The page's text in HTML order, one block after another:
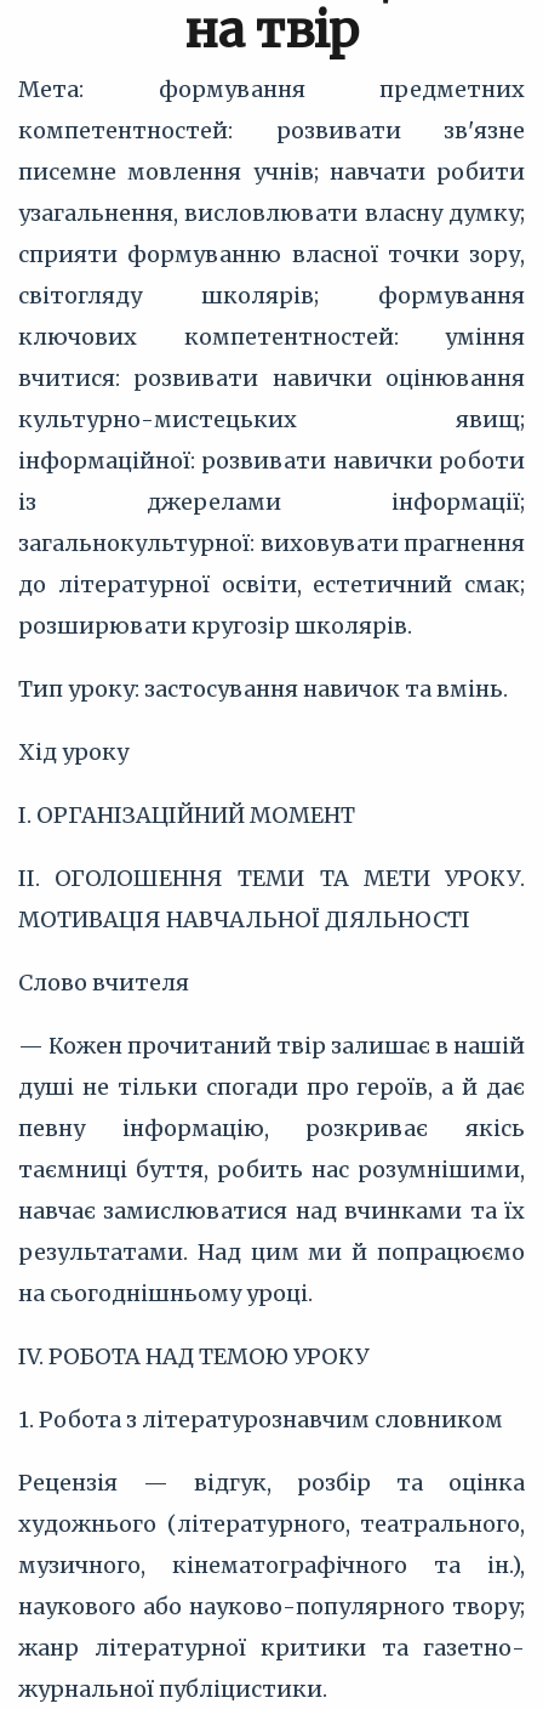
на твір
Мета: формування предметних
компетентностей: розвивати зв'язне
писемне мовлення учнів; навчати робити
узагальнення, висловлювати власну думку;
сприяти формуванню власної точки зору,
світогляду школярів; формування
ключових компетентностей: уміння
вчитися: розвивати навички оцінювання
культурно-мистецьких явищ;
інформаційної: розвивати навички роботи
із джерелами інформації;
загальнокультурної: виховувати прагнення
до літературної освіти, естетичний смак;
розширювати кругозір школярів.
Тип уроку: застосування навичок та вмінь.
Хід уроку
І. ОРГАНІЗАЦІЙНИЙ МОМЕНТ
ІІ. ОГОЛОШЕННЯ ТЕМИ ТА МЕТИ УРОКУ.
МОТИВАЦІЯ НАВЧАЛЬНОЇ ДІЯЛЬНОСТІ
Слово вчителя
— Кожен прочитаний твір залишає в нашій
душі не тільки спогади про героїв, а й дає
певну інформацію, розкриває якісь
таємниці буття, робить нас розумнішими,
навчає замислюватися над вчинками та їх
результатами. Над цим ми й попрацюємо
на сьогоднішньому уроці.
IV. РОБОТА НАД ТЕМОЮ УРОКУ
1. Робота з літературознавчим словником
Рецензія — відгук, розбір та оцінка
художнього (літературного, театрального,
музичного, кінематографічного та ін.),
наукового або науково-популярного твору;
жанр літературної критики та газетно-
журнальної публіцистики.